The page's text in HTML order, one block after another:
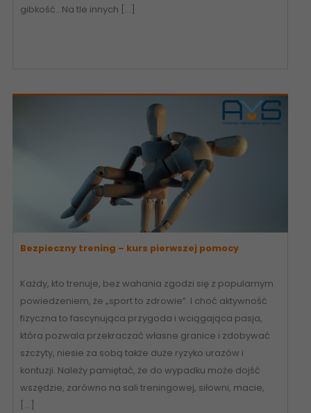
gibkość.. Na tle innych […]
Bezpieczny trening – kurs pierwszej pomocy
Każdy, kto trenuje, bez wahania zgodzi się z popularnym
powiedzeniem, że „sport to zdrowie”. I choć aktywność
fizyczna to fascynująca przygoda i wciągająca pasja,
która pozwala przekraczać własne granice i zdobywać
szczyty, niesie za sobą także duże ryzyko urazów i
kontuzji. Należy pamiętać, że do wypadku może dojść
wszędzie, zarówno na sali treningowej, siłowni, macie,
[…]